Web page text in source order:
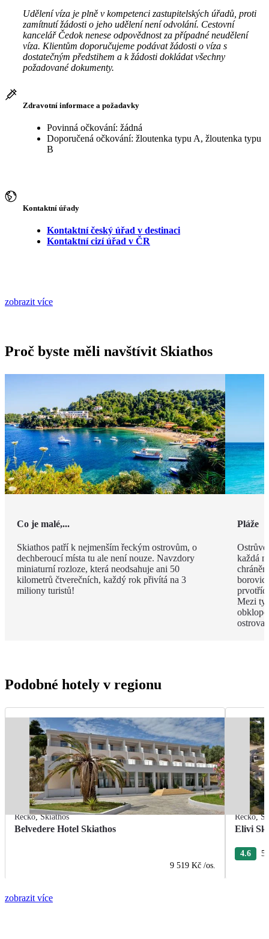
Udělení víza je plně v kompetenci zastupitelských úřadů, proti
zamítnutí žádosti o jeho udělení není odvolání. Cestovní
kancelář Čedok nenese odpovědnost za případné neudělení
víza. Klientům doporučujeme podávat žádosti o víza s
dostatečným předstihem a k žádosti dokládat všechny
požadované dokumenty.
Zdravotní informace a požadavky
Povinná očkování: žádná
Doporučená očkování: žloutenka typu A, žloutenka typu
B
Kontaktní úřady
Kontaktní český úřad v destinaci
Kontaktní cizí úřad v ČR
zobrazit více
Proč byste měli navštívit Skiathos
Co je malé,...
Skiathos patří k nejmenším řeckým ostrovům, o
dechberoucí místa tu ale není nouze. Navzdory
miniaturní rozloze, která neodsahuje ani 50
kilometrů čtverečních, každý rok přivítá na 3
miliony turistů!
Pláže
každá
Mezi ty
ostrova.
Podobné hotely v regionu
Řecko,Skiathos
Belvedere Hotel Skiathos
9 519 Kč /os.
Řecko,
Elivi
4.6 5
zobrazit více